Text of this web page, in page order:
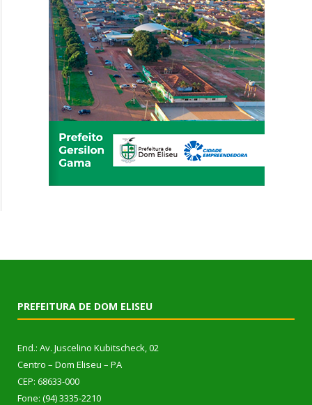
PREFEITURA DE DOM ELISEU
End.: Av. Juscelino Kubitscheck, 02
Centro – Dom Eliseu – PA
CEP: 68633-000
Fone: (94) 3335-2210